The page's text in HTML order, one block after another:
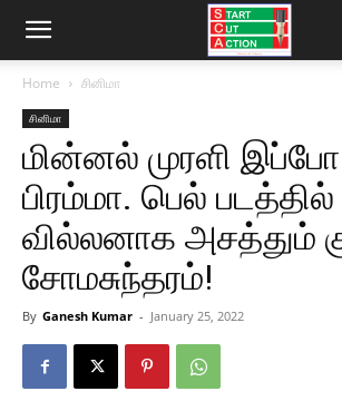
Home சினிமா
சினிமா
மின்னல் முரளி இப்போ
பிரம்மா. பெல் படத்தில்
வில்லனாக அசத்தும்
சோமசுந்தரம்!
By Ganesh Kumar - January 25, 2022